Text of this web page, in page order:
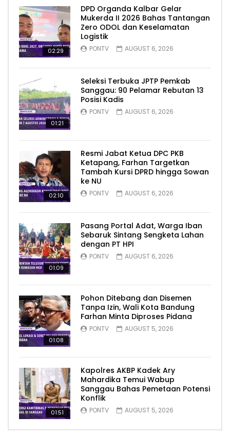
02:29
DPD Organda Kalbar Gelar
Mukerda II 2026 Bahas Tantangan
Zero ODOL dan Keselamatan
Logistik
PONTV AUGUST 6, 2026
01:21
Seleksi Terbuka JPTP Pemkab
Sanggau: 90 Pelamar Rebutan 13
Posisi Kadis
PONTV AUGUST 6, 2026
02:10
Resmi Jabat Ketua DPC PKB
Ketapang, Farhan Targetkan
Tambah Kursi DPRD hingga Sowan
ke NU
PONTV AUGUST 6, 2026
01:09
Pasang Portal Adat, Warga Iban
Sebaruk Sintang Sengketa Lahan
dengan PT HPI
PONTV AUGUST 6, 2026
01:08
Pohon Ditebang dan Disemen
Tanpa Izin, Wali Kota Bandung
Farhan Minta Diproses Pidana
PONTV AUGUST 5, 2026
01:51
Kapolres AKBP Kadek Ary
Mahardika Temui Wabup
Sanggau Bahas Pemetaan Potensi
Konflik
PONTV AUGUST 5, 2026